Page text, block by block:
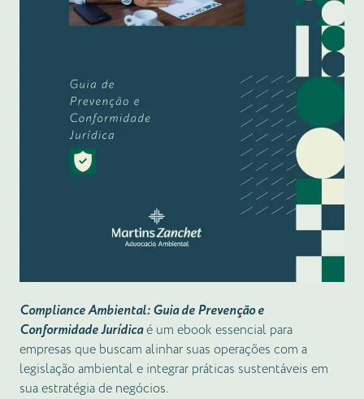
Compliance Ambiental: Guia de Prevenção e
Conformidade Jurídicaé um ebook essencial para
empresas que buscam alinhar suas operações com a
legislação ambiental e integrar práticas sustentáveis em
sua estratégia de negócios.